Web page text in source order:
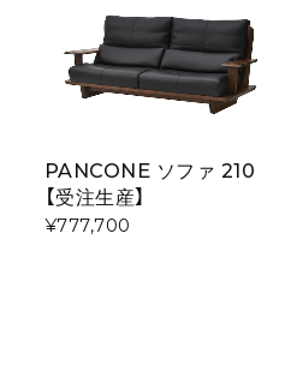
PANCONE ソファ 210
【受注生産】
¥777,700